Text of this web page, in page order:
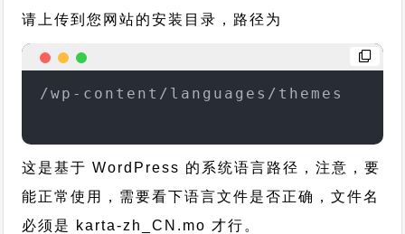
请上传到您网站的安装目录，路径为
/wp-content/languages/themes
这是基于 WordPress 的系统语言路径，注意，要
能正常使用，需要看下语言文件是否正确，文件名
必须是 karta-zh_CN.mo 才行。